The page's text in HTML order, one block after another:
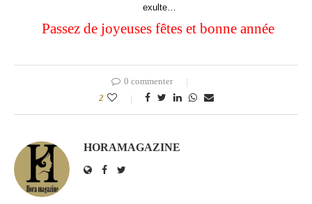
exulte…
Passez de joyeuses fêtes et bonne année
0 commenter
2
HORAMAGAZINE